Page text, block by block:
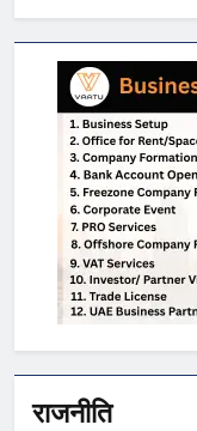
राजनीति